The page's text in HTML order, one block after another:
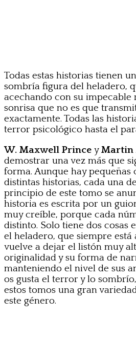
Todas estas historias tienen
sombría figura del heladero,
acechando con su impecable
sonrisa que no es que
exactamente. Todas las
terror psicológico hasta el
W. Maxwell Prince yMartin
demostrar una vez más que
forma. Aunque hay pequeñas
distintas historias, cada una
principio de este tomo se
historia es escrita por un
muy creíble, porque cada
distinto. Solo tiene dos cosas
el heladero, que siempre está
vuelve a dejar el listón muy
originalidad y su forma de
manteniendo el nivel de sus
os gusta el terror y lo
estos tomos una gran
este género.